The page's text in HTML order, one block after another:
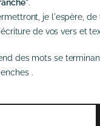
.
je l'espère, de
de vos vers et
des mots se
enches.